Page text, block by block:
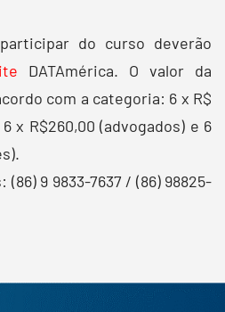
do curso deverão
DATAmérica. O valor da
com a categoria: 6 x R$
x R$260,00 (advogados) e 6
9 9833-7637 / (86) 98825-